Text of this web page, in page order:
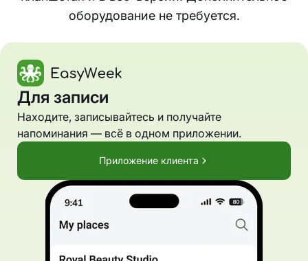
оборудование не требуется.
Для записи
Находите, записывайтесь и получайте
напоминания — всё в одном приложении.
Приложение клиента